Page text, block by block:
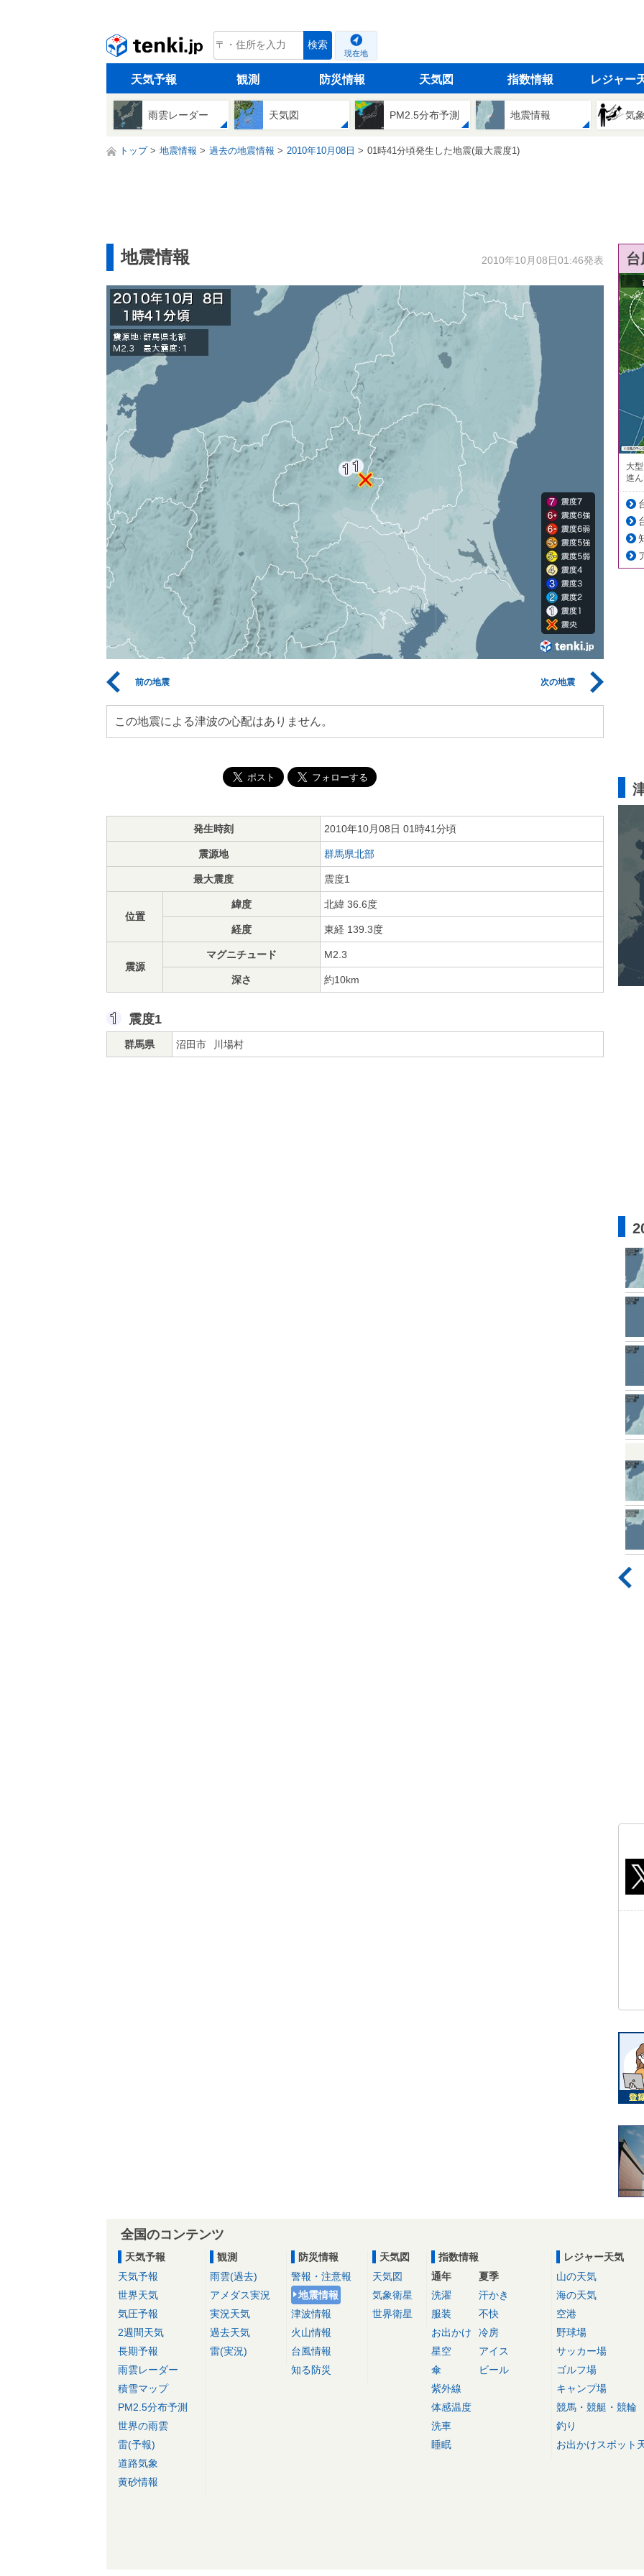
tenki.jp 検索
現在地
天気予報 観測 防災情報 天気図 指数情報 レジャー
雨雲レーダー 天気図 PM2.5分布予測 地震情報 気
トップ 地震情報 過去の地震情報 2010年10月08日 01時41分頃発生した地震(最大震度1)
地震情報 2010年10月08日01:46発表
前の地震 次の地震
この地震による津波の心配はありません。
発生時刻 2010年10月08日 01時41分頃
震源地 群馬県北部
最大震度 震度1
位置
緯度 北緯 36.6度
経度 東経 139.3度
震源
マグニチュード M2.3
深さ 約10km
震度1
群馬県 沼田市 川場村
大
進
全国のコンテンツ
天気予報
天気予報
世界天気
気圧予報
2週間天気
長期予報
雨雲レーダー
積雪マップ
PM2.5分布予測
世界の雨雲
雷(予報)
道路気象
黄砂情報
観測
雨雲(過去)
アメダス実況
実況天気
過去天気
雷(実況)
防災情報
警報・注意報
地震情報
津波情報
火山情報
台風情報
知る防災
天気図
天気図
気象衛星
世界衛星
指数情報
通年
洗濯
服装
お出かけ
星空
傘
紫外線
体感温度
洗車
睡眠
夏季
汗かき
不快
冷房
アイス
ビール
レジャー天気
山の天気
海の天気
空港
野球場
サッカー場
ゴルフ場
キャンプ場
競馬・競艇・競輪
釣り
お出かけスポット